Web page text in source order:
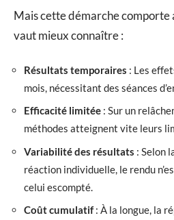
Mais cette démarche comporte
vaut mieux connaître :
Résultats temporaires : Les
mois, nécessitant des séances
Efficacité limitée : Sur un
méthodes atteignent vite leurs
Variabilité des résultats : Selon
réaction individuelle, le rendu
celui escompté.
Coût cumulatif: À la longue, la